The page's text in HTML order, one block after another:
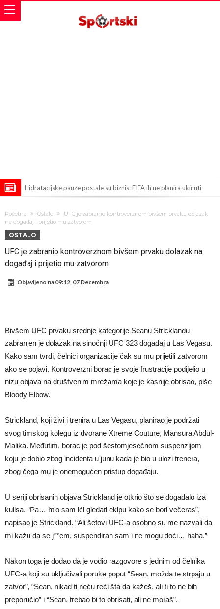
Hidratacijske pauze postale su biznis: FIFA ih ne planira ukinuti
Atletika?!
Ovo se Novaku nikad nije dešavalo: Sinner i Alcaraz odustaju, a
Zverev se odmah “raspao”
Infantino imao ljubavnicu: Isplivale skandalozne informacije, dobila je
novac od UEFA
Mourinho uvodi strogu disciplinu u Real Madrid. Ovo su tri nova
Početna Ostalo
UFC je zabranio kontroverznom bivšem prvaku dolazak
na događaj i prijetio mu zatvorom
OSTALO
UFC je zabranio kontroverznom bivšem prvaku dolazak na
događaj i prijetio mu zatvorom
Objavljeno na 09:12, 07 Decembra
Bivšem UFC prvaku srednje kategorije Seanu Stricklandu
zabranjen je dolazak na sinoćnji UFC 323 događaj u Las Vegasu.
Kako sam tvrdi, čelnici organizacije čak su mu prijetili zatvorom
ako se pojavi. Kontroverzni borac je svoje frustracije podijelio u
nizu objava na društvenim mrežama koje je kasnije obrisao, piše
Bloody Elbow.
Strickland, koji živi i trenira u Las Vegasu, planirao je podržati
svog timskog kolegu iz dvorane Xtreme Couture, Mansura Abdul-
Malika. Međutim, borac je pod šestomjesečnom suspenzijom
koju je dobio zbog incidenta u junu kada je bio u ulozi trenera,
zbog čega mu je onemogućen pristup događaju.
U seriji obrisanih objava Strickland je otkrio što se događalo iza
kulisa. “Pa… htio sam ići gledati ekipu kako se bori večeras”,
napisao je Strickland. “Ali šefovi UFC-a osobno su me nazvali da
mi kažu da se j**em, suspendiran sam i ne mogu doći… haha.”
Nakon toga je dodao da je vodio razgovore s jednim od čelnika
UFC-a koji su uključivali poruke poput “Sean, možda te strpaju u
zatvor”, “Sean, nikad ti neću reći šta da kažeš, ali ti to ne bih
preporučio” i “Sean, trebao bi to obrisati, ali ne moraš”.